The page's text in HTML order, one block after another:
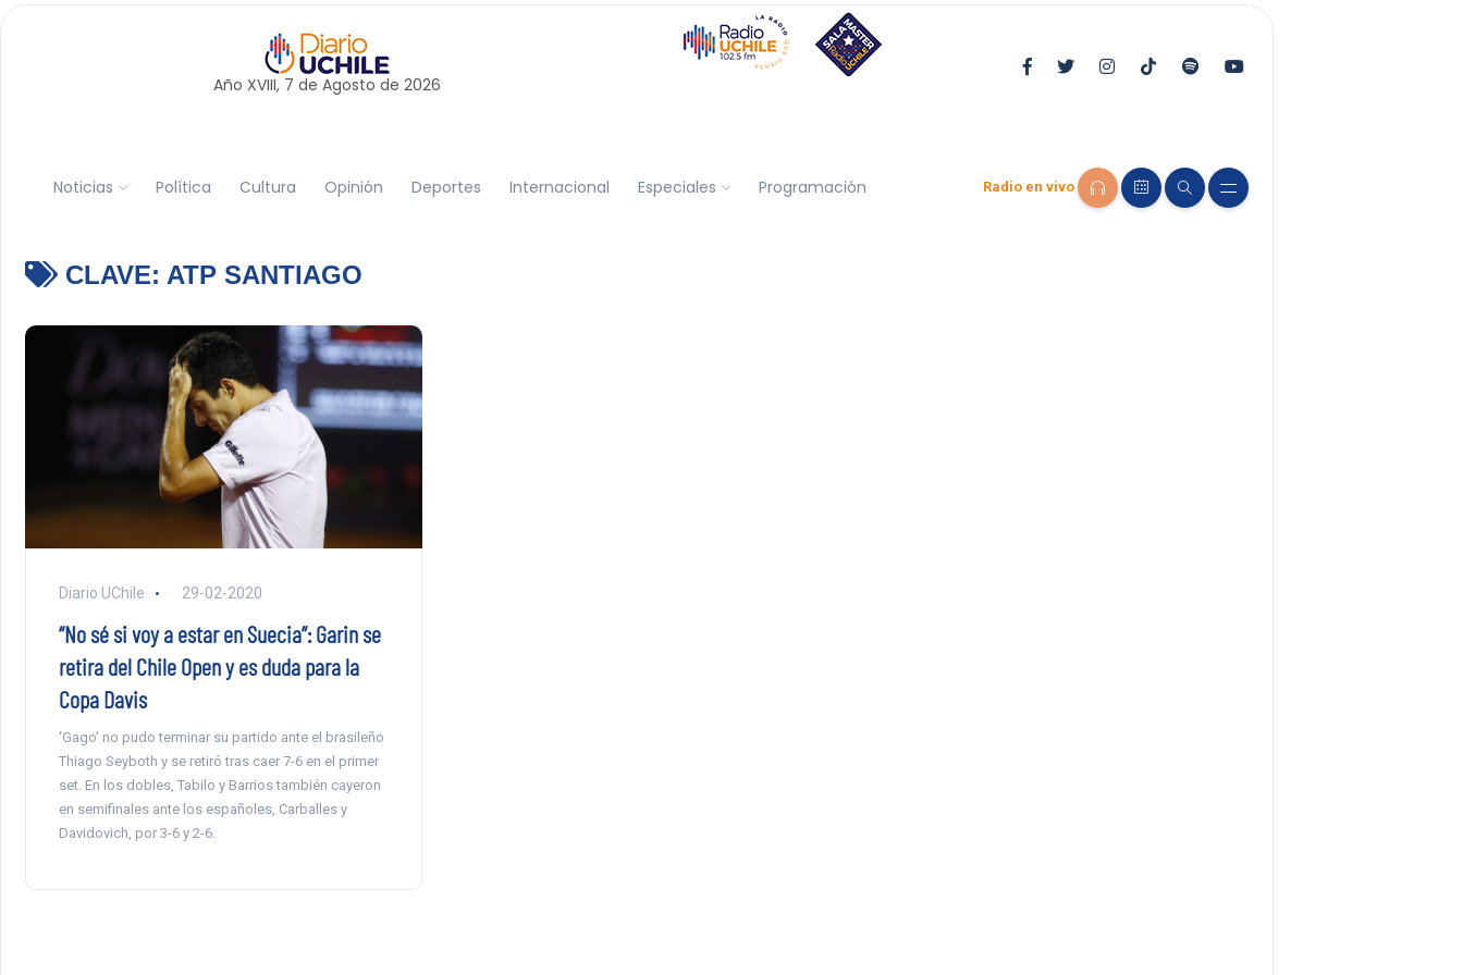
Año XVIII, 7 de Agosto de 2026
Noticias Política Cultura Opinión Deportes Internacional Especiales Programación Radio en vivo
CLAVE: ATP SANTIAGO
Diario UChile 29-02-2020
“No sé si voy a estar en Suecia”: Garin se
retira del Chile Open y es duda para la
Copa Davis
‘Gago’ no pudo terminar su partido ante el brasileño
Thiago Seyboth y se retiró tras caer 7-6 en el primer
set. En los dobles, Tabilo y Barrios también cayeron
en semifinales ante los españoles, Carballes y
Davidovich, por 3-6 y 2-6.